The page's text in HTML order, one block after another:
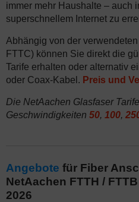
immer mehr Haushalte – auch
superschnellem Internet zu
Abhängig von der
FTTC) können Sie direkt die
Tarife erhalten oder alternativ
oder Coax-Kabel. Preis und
Die NetAachen Glasfaser
Geschwindigkeiten 50, 100,
Angebote für Fiber
NetAachen FTTH /
2026